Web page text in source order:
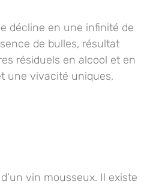
décline en une infinité de
de bulles, résultat
résiduels en alcool et en
une vivacité uniques,
d’un vin mousseux. Il existe